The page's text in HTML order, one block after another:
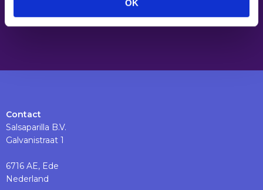
OK
Contact
Salsaparilla B.V.
Galvanistraat 1
6716 AE, Ede
Nederland